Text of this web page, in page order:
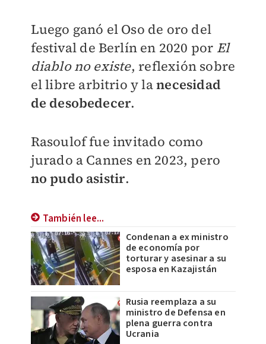
Luego ganó el Oso de oro del
festival de Berlín en 2020 por El
diablo no existe, reflexión sobre
el libre arbitrio y lanecesidad
de desobedecer.
Rasoulof fue invitado como
jurado a Cannes en 2023, pero
no pudo asistir.
También lee...
Condenan a ex ministro
de economía por
torturar y asesinar a su
esposa en Kazajistán
Rusia reemplaza a su
ministro de Defensa en
plena guerra contra
Ucrania